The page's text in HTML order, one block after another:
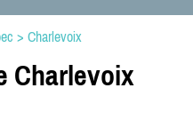
> Charlevoix
Charlevoix